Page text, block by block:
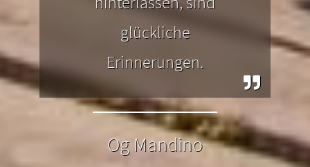
glückliche
Erinnerungen.
Og Mandino